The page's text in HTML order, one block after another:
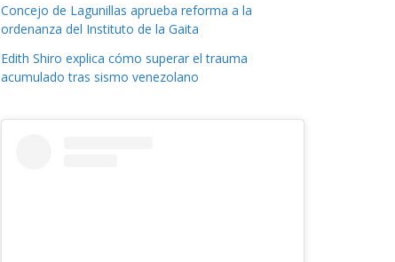
Concejo de Lagunillas aprueba reforma a la
ordenanza del Instituto de la Gaita
Edith Shiro explica cómo superar el trauma
acumulado tras sismo venezolano